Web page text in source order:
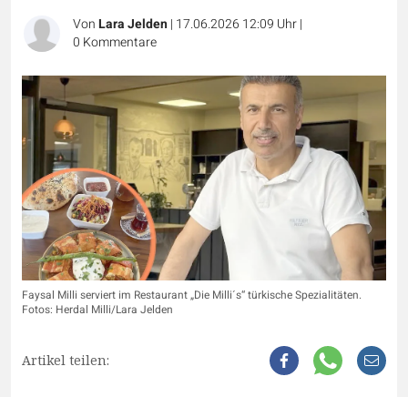
VonLara Jelden| 17.06.2026 12:09 Uhr|
0 Kommentare
Faysal Milli serviert im Restaurant „Die Milli´s“ türkische Spezialitäten.
Fotos: Herdal Milli/Lara Jelden
Artikel teilen: